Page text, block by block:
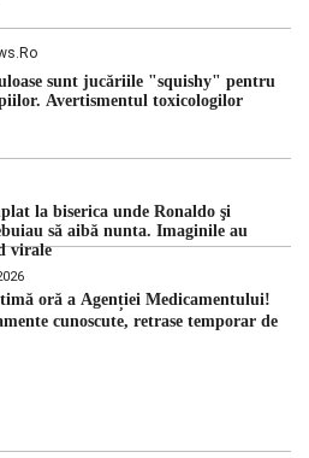
sunt jucăriile "squishy" pentru
Avertismentul toxicologilor
la biserica unde Ronaldo şi
să aibă nunta. Imaginile au
virale
oră a Agenției Medicamentului!
cunoscute, retrase temporar de